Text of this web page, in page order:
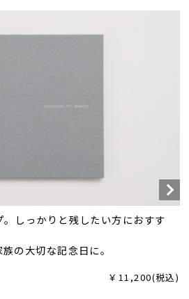
しっかりと残したい方におすす
の大切な記念日に。
￥11,200(税込)